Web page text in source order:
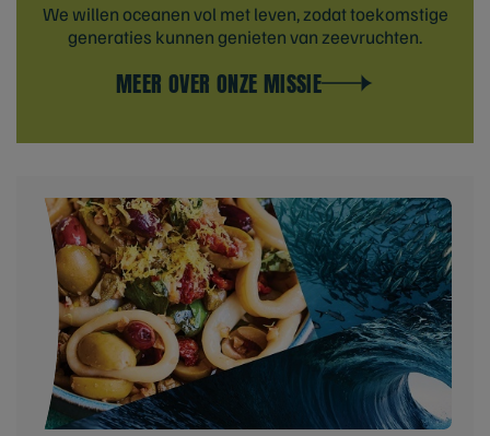
We willen oceanen vol met leven, zodat toekomstige
generaties kunnen genieten van zeevruchten.
MEER OVER ONZE MISSIE